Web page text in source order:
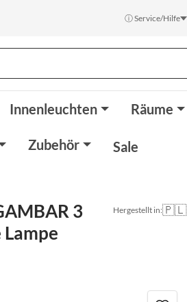
ⓘ Service/Hilfe
Innenleuchten Räume
Zubehör Sale
3
Hergestellt in:🇵🇱